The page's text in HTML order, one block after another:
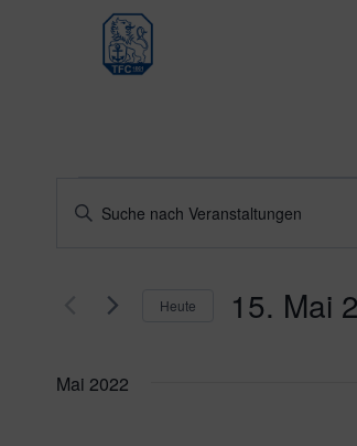
Veranstaltungen
Veranstaltungen
und
Navigation
Bitte
Suche
Schlüsselwort.
Heute 15. Mai
Mai 2022